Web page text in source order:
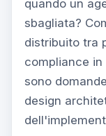
quando un
sbagliata?
distribuito tra
compliance
sono
design